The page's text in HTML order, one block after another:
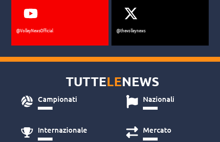
@VolleyNewsOfficial @thevolleynews
TUTTELENEWS
Campionati Nazionali
Internazionale Mercato